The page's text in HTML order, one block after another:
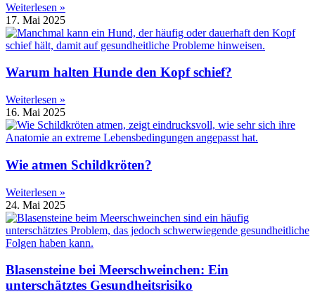
Weiterlesen »
17. Mai 2025
Warum halten Hunde den Kopf schief?
Weiterlesen »
16. Mai 2025
Wie atmen Schildkröten?
Weiterlesen »
24. Mai 2025
Blasensteine bei Meerschweinchen: Ein
unterschätztes Gesundheitsrisiko